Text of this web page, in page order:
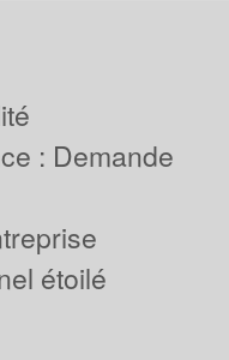
: Demande
étoilé